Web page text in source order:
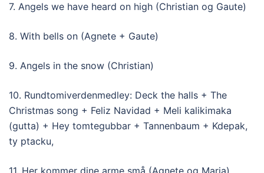
7. Angels we have heard on high (Christian og Gaute)
8. With bells on (Agnete + Gaute)
9. Angels in the snow (Christian)
10. Rundtomiverdenmedley: Deck the halls + The
Christmas song + Feliz Navidad + Meli kalikimaka
(gutta) + Hey tomtegubbar + Tannenbaum + Kdepak,
ty ptacku,
11. Her kommer dine arme små (Agnete og Maria)